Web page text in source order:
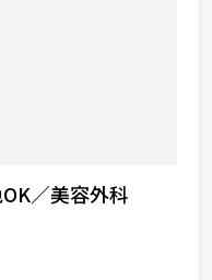
／美容外科